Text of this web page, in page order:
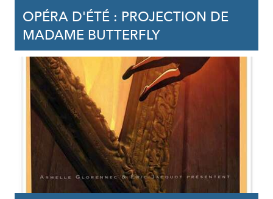
OPÉRA D'ÉTÉ : PROJECTION DE
MADAME BUTTERFLY